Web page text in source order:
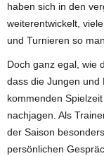
haben sich in den
weiterentwickelt,
und Turnieren so
Doch ganz egal, wie
dass die Jungen und
kommenden
nachjagen. Als
der Saison
persönlichen